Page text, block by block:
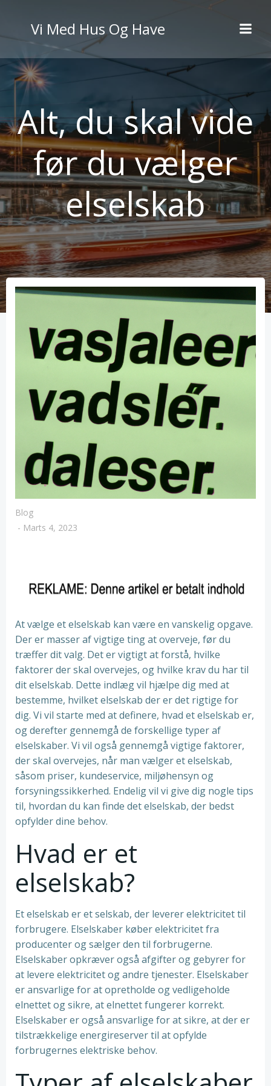
til
indhold
Vi Med Hus Og Have
Alt, du skal vide
før du vælger
elselskab
Blog
- Marts 4, 2023
At vælge et elselskab kan være en vanskelig opgave.
Der er masser af vigtige ting at overveje, før du
træffer dit valg. Det er vigtigt at forstå, hvilke
faktorer der skal overvejes, og hvilke krav du har til
dit elselskab. Dette indlæg vil hjælpe dig med at
bestemme, hvilket elselskab der er det rigtige for
dig. Vi vil starte med at definere, hvad et elselskab er,
og derefter gennemgå de forskellige typer af
elselskaber. Vi vil også gennemgå vigtige faktorer,
der skal overvejes, når man vælger et elselskab,
såsom priser, kundeservice, miljøhensyn og
forsyningssikkerhed. Endelig vil vi give dig nogle tips
til, hvordan du kan finde det elselskab, der bedst
opfylder dine behov.
Hvad er et
elselskab?
Et elselskab er et selskab, der leverer elektricitet til
forbrugere. Elselskaber køber elektricitet fra
producenter og sælger den til forbrugerne.
Elselskaber opkræver også afgifter og gebyrer for
at levere elektricitet og andre tjenester. Elselskaber
er ansvarlige for at opretholde og vedligeholde
elnettet og sikre, at elnettet fungerer korrekt.
Elselskaber er også ansvarlige for at sikre, at der er
tilstrækkelige energireserver til at opfylde
forbrugernes elektriske behov.